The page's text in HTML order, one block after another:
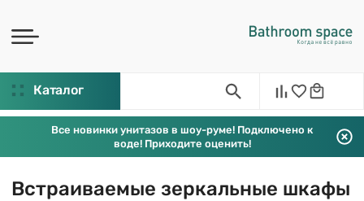
Каталог
Все новинки унитазов в шоу-руме! Подключено к
воде! Приходите оценить!
Встраиваемые зеркальные шкафы